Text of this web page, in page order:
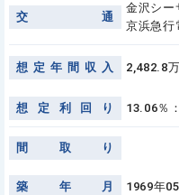
交 通
金沢シー
京浜急行
想 定 年 間 収 入 2,482.8
想 定 利 回 り 13.06％
間 取 り
築 年 月 1969年